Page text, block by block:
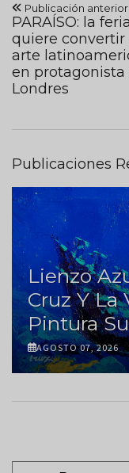
Publicación anterior
PARAÍSO: la
quiere convertir
arte
en protagonista
Londres
Publicaciones
Lienzo
Cruz Y La
Pintura
AGOSTO 07, 2026
Paginación